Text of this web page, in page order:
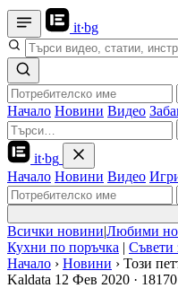
it·bg
Начало Новини Видео
it·bg
Начало Новини Видео
Всички новини|Любими
Кухни по поръчка | Съвети
Начало › Новини › Този
Kaldata 12 Фев 2020 ·